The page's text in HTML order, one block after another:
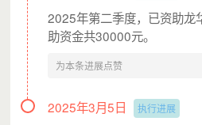
2.开展关爱来深建设者及其子
1.行政办公费用开支：打印
2025年第二季度，已资助龙
助资金共30000元。
为本条进展点赞
2025年3月5日 执行进展